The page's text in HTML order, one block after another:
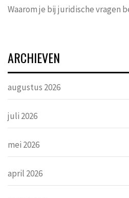
Waarom je bij juridische vragen
ARCHIEVEN
augustus 2026
juli 2026
mei 2026
april 2026